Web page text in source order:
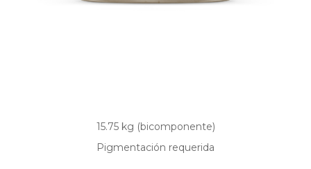
15.75 kg (bicomponente)
Pigmentación requerida